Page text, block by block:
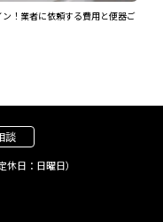
！業者に依頼する費用と便器ご
談
日：日曜日）